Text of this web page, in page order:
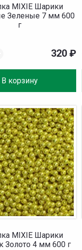
MIXIE Шарики
Зеленые 7 мм 600
г
В корзину
320₽
MIXIE Шарики
Золото 4 мм 600 г